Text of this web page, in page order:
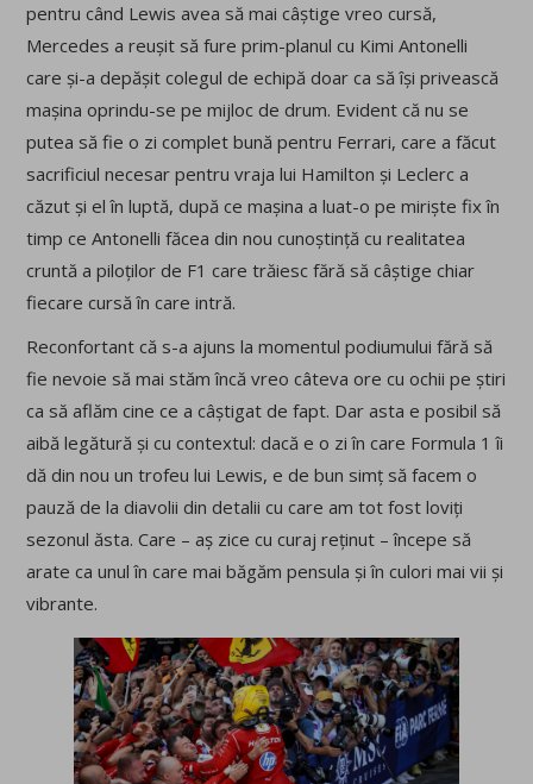
pentru când Lewis avea să mai câștige vreo cursă,
Mercedes a reușit să fure prim-planul cu Kimi Antonelli
care și-a depășit colegul de echipă doar ca să își privească
mașina oprindu-se pe mijloc de drum. Evident că nu se
putea să fie o zi complet bună pentru Ferrari, care a făcut
sacrificiul necesar pentru vraja lui Hamilton și Leclerc a
căzut și el în luptă, după ce mașina a luat-o pe miriște fix în
timp ce Antonelli făcea din nou cunoștință cu realitatea
cruntă a piloților de F1 care trăiesc fără să câștige chiar
fiecare cursă în care intră.
Reconfortant că s-a ajuns la momentul podiumului fără să
fie nevoie să mai stăm încă vreo câteva ore cu ochii pe știri
ca să aflăm cine ce a câștigat de fapt. Dar asta e posibil să
aibă legătură și cu contextul: dacă e o zi în care Formula 1 îi
dă din nou un trofeu lui Lewis, e de bun simț să facem o
pauză de la diavolii din detalii cu care am tot fost loviți
sezonul ăsta. Care – aș zice cu curaj reținut – începe să
arate ca unul în care mai băgăm pensula și în culori mai vii și
vibrante.